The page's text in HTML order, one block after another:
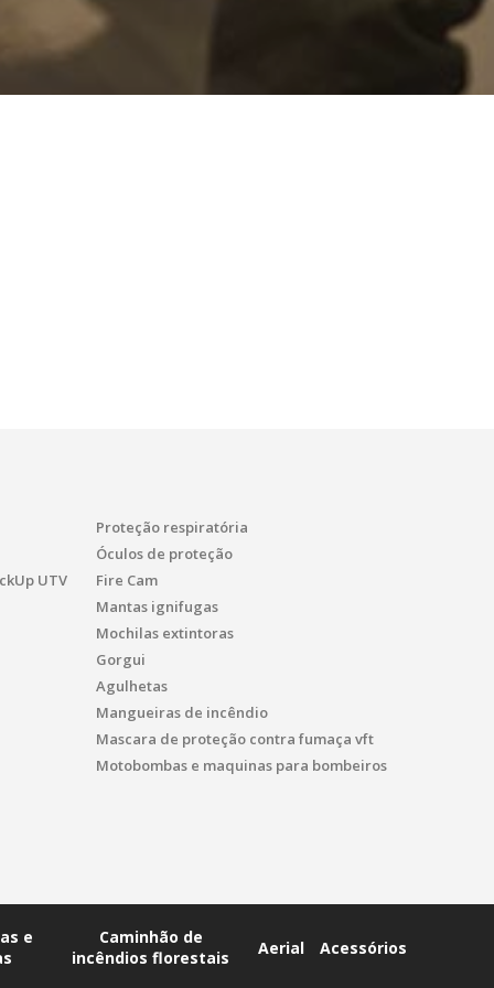
UTV
Proteção respiratória
Óculos de proteção
Fire Cam
Mantas ignifugas
Mochilas extintoras
Gorgui
Agulhetas
Mangueiras de incêndio
Mascara de proteção contra fumaça vft
Motobombas e maquinas para bombeiros
e
Caminhão de
incêndios florestais
Aerial Acessórios